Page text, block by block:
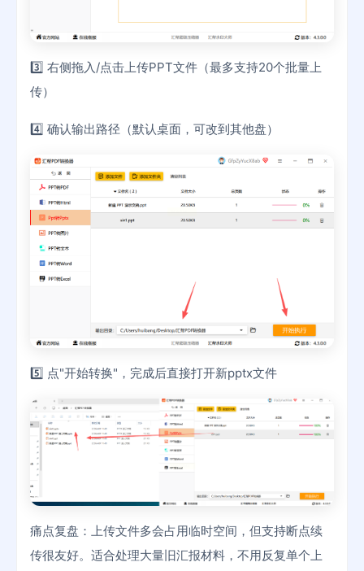
3️⃣ 右侧拖入/点击上传PPT文件（最多支持20个批量上
传）
4️⃣ 确认输出路径（默认桌面，可改到其他盘）
5️⃣ 点"开始转换"，完成后直接打开新pptx文件
痛点复盘：上传文件多会占用临时空间，但支持断点续
传很友好。适合处理大量旧汇报材料，不用反复单个上